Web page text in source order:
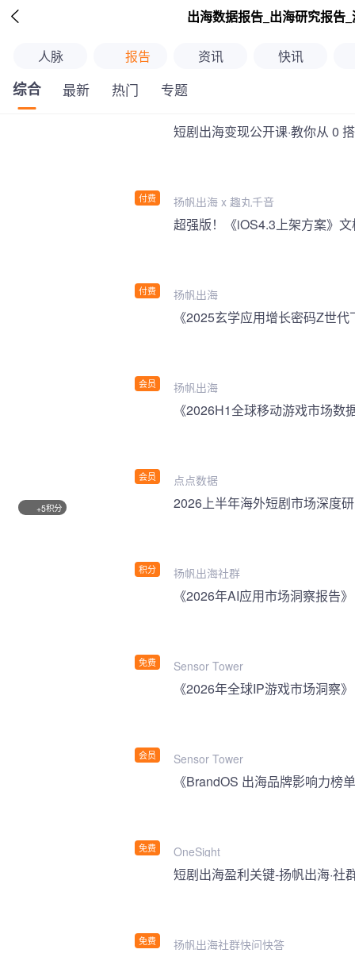
 出海数据报告_出海研究报告
人脉 报告 资讯 快讯
综合 最新 热门 专题
付费
短剧出海变现公开课·教你从 0
扬帆出海 x 趣丸千音
付费 扬帆出海
会员
《2025玄学应用增长密码Z世
扬帆出海
会员
《2026H1全球移动游戏市场数
点点数据
+5积分
积分
2026上半年海外短剧市场深度
扬帆出海社群
免费
《2026年AI应用市场洞察报告》
Sensor Tower
会员
《2026年全球IP游戏市场洞察》
Sensor Tower
免费
《BrandOS 出海品牌影响力榜
OneSight
免费
短剧出海盈利关键-扬帆出海·社
扬帆出海社群快问快答